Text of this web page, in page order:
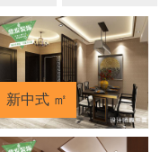
新中式 ㎡